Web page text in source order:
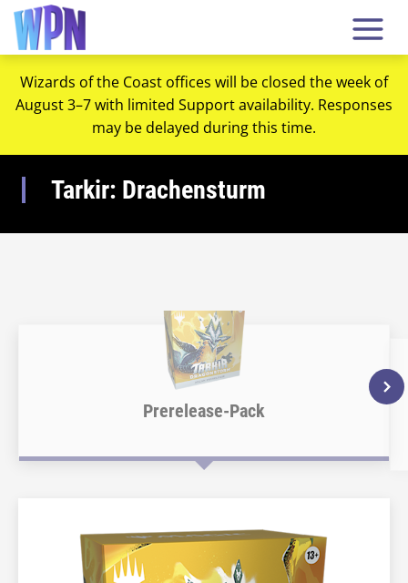
Wizards of the Coast offices will be closed the week of
August 3–7 with limited Support availability. Responses
may be delayed during this time.
Tarkir: Drachensturm
Prerelease-Pack